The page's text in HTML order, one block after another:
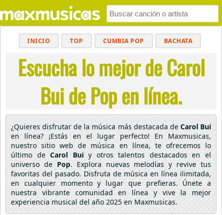
INICIO TOP CUMBIA POP BACHATA
MUSICA CRISTIANA REGGAETON
BALADAS ALTERNATIVO ELECTRÓNICA
CUMBIAS
Escucha lo mejor de Carol
Bui de Pop en línea.
¿Quieres disfrutar de la música más destacada de Carol Bui
en línea? ¡Estás en el lugar perfecto! En Maxmusicas,
nuestro sitio web de música en línea, te ofrecemos lo
último deCarol Buiy otros talentos destacados en el
universo de Pop. Explora nuevas melodías y revive tus
favoritas del pasado. Disfruta de música en línea ilimitada,
en cualquier momento y lugar que prefieras. Únete a
nuestra vibrante comunidad en línea y vive la mejor
experiencia musical del año 2025 en Maxmusicas.